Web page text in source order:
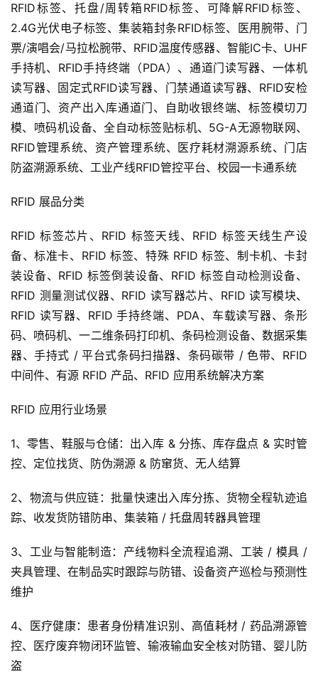
RFID标签、托盘/周转箱RFID标签、可降解RFID标签、
2.4G光伏电子标签、集装箱封条RFID标签、医用腕带、门
票/演唱会/马拉松腕带、RFID温度传感器、智能IC卡、UHF
手持机、RFID手持终端（PDA）、通道门读写器、一体机
读写器、固定式RFID读写器、门禁通道读写器、RFID安检
通道门、资产出入库通道门、自助收银终端、标签模切刀
模、喷码机设备、全自动标签贴标机、5G-A无源物联网、
RFID管理系统、资产管理系统、医疗耗材溯源系统、门店
防盗溯源系统、工业产线RFID管控平台、校园一卡通系统
RFID 展品分类
RFID 标签芯片、RFID 标签天线、RFID 标签天线生产设
备、标准卡、RFID 标签、特殊 RFID 标签、制卡机、卡封
装设备、RFID 标签倒装设备、RFID 标签自动检测设备、
RFID 测量测试仪器、RFID 读写器芯片、RFID 读写模块、
RFID 读写器、RFID 手持终端、PDA、车载读写器、条形
码、喷码机、一二维条码打印机、条码检测设备、数据采集
器、手持式 / 平台式条码扫描器、条码碳带 / 色带、RFID
中间件、有源 RFID 产品、RFID 应用系统解决方案
RFID 应用行业场景
1、零售、鞋服与仓储：出入库 & 分拣、库存盘点 & 实时管
控、定位找货、防伪溯源 & 防窜货、无人结算
2、物流与供应链：批量快速出入库分拣、货物全程轨迹追
踪、收发货防错防串、集装箱 / 托盘周转器具管理
3、工业与智能制造：产线物料全流程追溯、工装 / 模具 /
夹具管理、在制品实时跟踪与防错、设备资产巡检与预测性
维护
4、医疗健康：患者身份精准识别、高值耗材 / 药品溯源管
控、医疗废弃物闭环监管、输液输血安全核对防错、婴儿防
盗